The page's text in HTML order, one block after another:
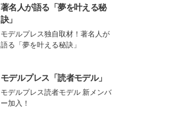
著名人が語る「夢を叶える秘
訣」
モデルプレス独自取材！著名人が
語る「夢を叶える秘訣」
モデルプレス「読者モデル」
モデルプレス読者モデル 新メンバ
ー加入！